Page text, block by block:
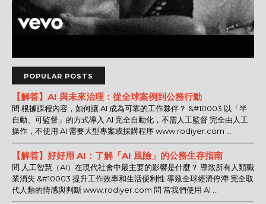
POPULAR POSTS
【解答】AI 與未來治理：從全球案例到公務行動
問 根據課程內容，如何讓 AI 成為可靠的工作夥伴？ &#10003 以「半
自動、可監督」的方式導入 AI 完全自動化，不需人工監督 完全由人工
操作，不使用 AI 需要大型專案或採購程序 www.rodiyer.com ...
【解答】好好用 AI：了解「AI 風險」的公務生存指南
問 人工智慧（AI）在現代社會中最主要的影響是什麼？ 導致所有人類職
業消失 &#10003 提升工作效率和生活便利性 導致全球經濟停滯 完全取
代人類的情感與判斷 www.rodiyer.com 問 當我們使用 AI ...